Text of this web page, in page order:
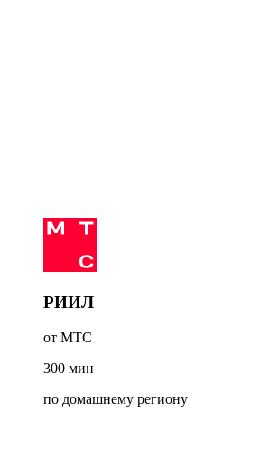
РИИЛ
от МТС
300 мин
по домашнему региону